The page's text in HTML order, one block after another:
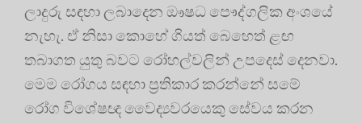
ලාදුරු සඳහා ලබාදෙන ඖෂධ පෞද්ගලික අංශයේ
නැහැ. ඒ නිසා කොහේ ගියත් බෙහෙත් ළඟ
තබාගත යුතු බවට රෝහල්වලින් උපදෙස් දෙනවා.
මෙම රෝගය සඳහා ප්‍රතිකාර කරන්නේ සමේ
රෝග විශේෂඥ වෛද්‍යවරයෙකු සේවය කරන